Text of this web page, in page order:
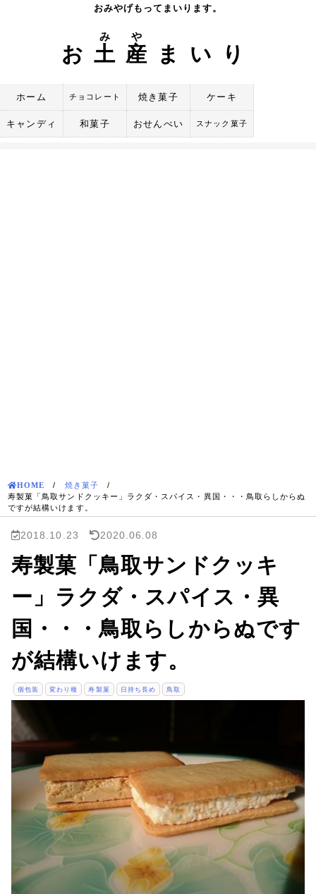
おみやげもってまいります。
お 土
み
産
や
まいり
ホーム チョコレート 焼き菓子 ケーキ
キャンディ 和菓子 おせんべい スナック菓子
HOME / 焼き菓子 /
寿製菓「鳥取サンドクッキー」ラクダ・スパイス・異国・・・鳥取らしからぬ
ですが結構いけます。
2018.10.23 2020.06.08
寿製菓「鳥取サンドクッキ
ー」ラクダ・スパイス・異
国・・・鳥取らしからぬです
が結構いけます。
個包装 変わり種 寿製菓 日持ち長め 鳥取